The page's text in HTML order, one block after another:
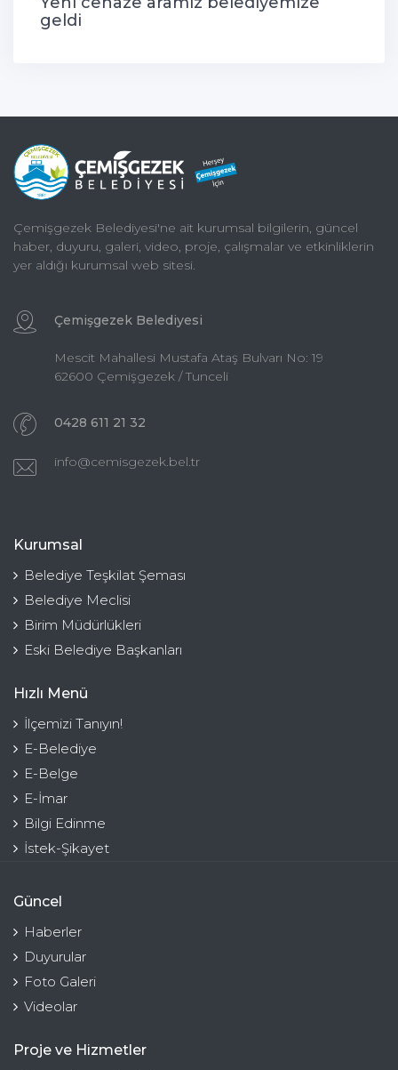
geldi
Çemişgezek Belediyesi'ne ait kurumsal bilgilerin, güncel
haber, duyuru, galeri, video, proje, çalışmalar ve etkinliklerin
yer aldığı kurumsal web sitesi.
Çemişgezek Belediyesi
Mescit Mahallesi Mustafa Ataş Bulvarı No: 19
62600 Çemişgezek / Tunceli
0428 611 21 32
info@cemisgezek.bel.tr
Kurumsal
Belediye Teşkilat Şeması
Belediye Meclisi
Birim Müdürlükleri
Eski Belediye Başkanları
Hızlı Menü
İlçemizi Tanıyın!
E-Belediye
E-Belge
E-İmar
Bilgi Edinme
İstek-Şikayet
Güncel
Haberler
Duyurular
Foto Galeri
Videolar
Proje ve Hizmetler